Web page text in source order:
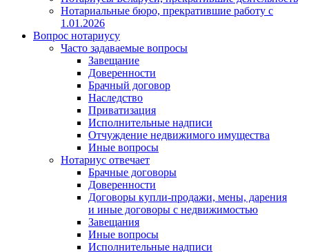
Нотариальные бюро, прекратившие работу с
1.01.2026
Вопрос нотариусу
Часто задаваемые вопросы
Завещание
Доверенности
Брачный договор
Наследство
Приватизация
Исполнительные надписи
Отчуждение недвижимого имущества
Иные вопросы
Нотариус отвечает
Брачные договоры
Доверенности
Договоры купли-продажи, мены, дарения
и иные договоры с недвижимостью
Завещания
Иные вопросы
Исполнительные надписи